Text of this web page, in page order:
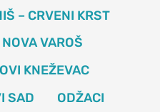
– CRVENI KRST
NOVA VAROŠ
KNEŽEVAC
SAD
ODŽACI